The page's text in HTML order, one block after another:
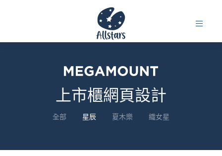
上市櫃網頁設計
全部 星辰 夏木樂 織女星